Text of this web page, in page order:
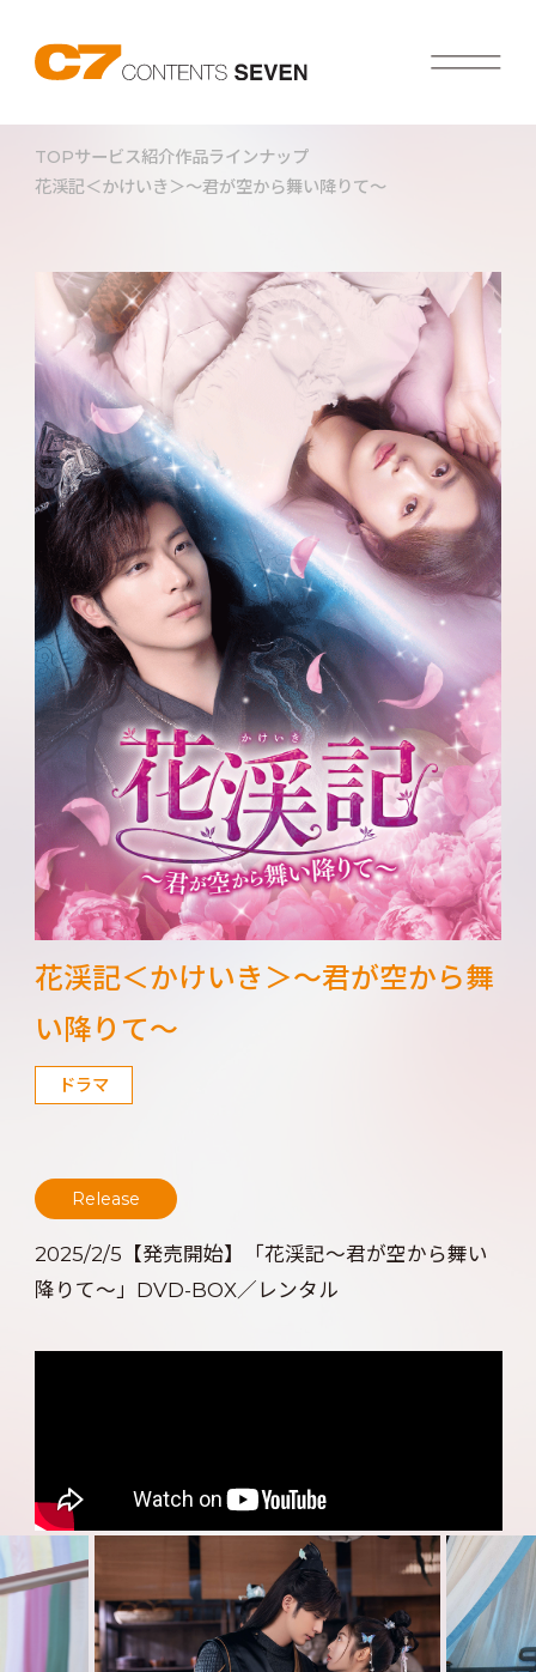
TOPサービス紹介作品ラインナップ
花渓記＜かけいき＞～君が空から舞い降りて～
花渓記＜かけいき＞～君が空から舞
い降りて～
ドラマ
Release
2025/2/5【発売開始】「花渓記～君が空から舞い
降りて～」DVD-BOX／レンタル